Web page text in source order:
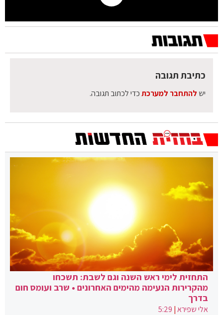
כתיבת תגובה
יש להתחבר למערכתכדי לכתוב תגובה.
התחזית לימי ראש השנה וגם לשבת: תשכחו
מהקרירות הנעימה מהימים האחרונים • שרב ועומס חום
בדרך
אלי שפירא|
5:29